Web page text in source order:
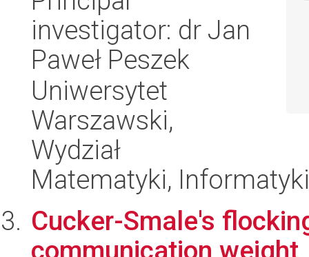
investigator: dr Jan
Paweł Peszek
Uniwersytet
Warszawski,
Wydział
Matematyki,
Cucker-Smale's
communication weight